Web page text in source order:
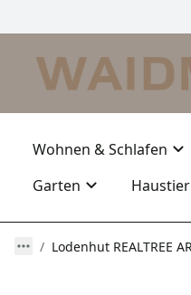
Wohnen & Schlafen
Garten
Haustier